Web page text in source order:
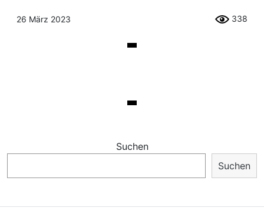
26 März 2023 338
Suchen
Suchen